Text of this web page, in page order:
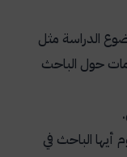
الدراسة مثل
حول الباحث
أيها الباحث في